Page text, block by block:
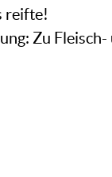
reifte!
Zu